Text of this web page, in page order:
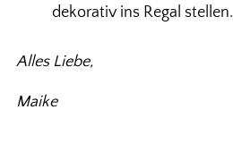
dekorativ ins Regal stellen.
Alles Liebe,
Maike